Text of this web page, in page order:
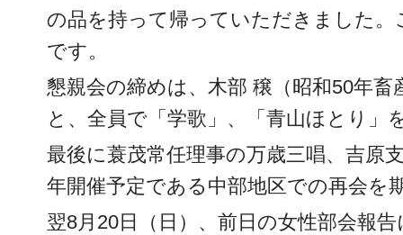
の品を持って帰っていただきました。
です。
懇親会の締めは、木部 穣（昭和50年
と、全員で「学歌」、「青山ほとり」
最後に蓑茂常任理事の万歳三唱、吉原
年開催予定である中部地区での再会を
翌8月20日（日）、前日の女性部会報